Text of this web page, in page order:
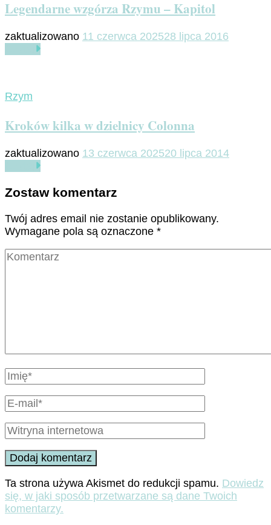
Legendarne wzgórza Rzymu – Kapitol
zaktualizowano 11 czerwca 202528 lipca 2016
Rzym
Kroków kilka w dzielnicy Colonna
zaktualizowano 13 czerwca 202520 lipca 2014
Zostaw komentarz
Twój adres email nie zostanie opublikowany.
Wymagane pola są oznaczone *
Ta strona używa Akismet do redukcji spamu. Dowiedz
się, w jaki sposób przetwarzane są dane Twoich
komentarzy.